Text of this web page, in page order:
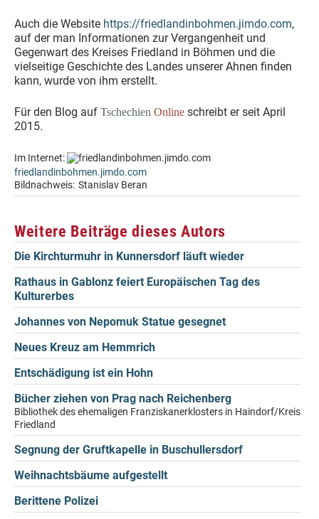
Auch die Website https://friedlandinbohmen.jimdo.com,
auf der man Informationen zur Vergangenheit und
Gegenwart des Kreises Friedland in Böhmen und die
vielseitige Geschichte des Landes unserer Ahnen finden
kann, wurde von ihm erstellt.
Für den Blog auf Tschechien Online schreibt er seit April
2015.
Im Internet:
friedlandinbohmen.jimdo.com
Bildnachweis: Stanislav Beran
Weitere Beiträge dieses Autors
Die Kirchturmuhr in Kunnersdorf läuft wieder
Rathaus in Gablonz feiert Europäischen Tag des
Kulturerbes
Johannes von Nepomuk Statue gesegnet
Neues Kreuz am Hemmrich
Entschädigung ist ein Hohn
Bücher ziehen von Prag nach Reichenberg
Bibliothek des ehemaligen Franziskanerklosters in Haindorf/Kreis
Friedland
Segnung der Gruftkapelle in Buschullersdorf
Weihnachtsbäume aufgestellt
Berittene Polizei